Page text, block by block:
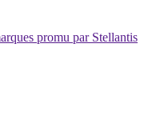
promu par Stellantis